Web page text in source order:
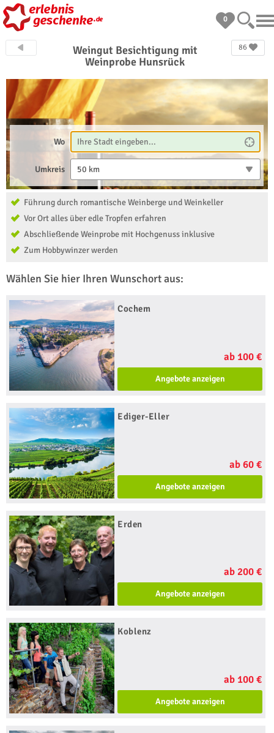
0
86
Weingut Besichtigung mit
Weinprobe Hunsrück
Wo
Umkreis 50 km
Führung durch romantische Weinberge und Weinkeller
Vor Ort alles über edle Tropfen erfahren
Abschließende Weinprobe mit Hochgenuss inklusive
Zum Hobbywinzer werden
Wählen Sie hier Ihren Wunschort aus:
Cochem
ab 100 €
Angebote anzeigen
Ediger-Eller
ab 60 €
Angebote anzeigen
Erden
ab 200 €
Angebote anzeigen
Koblenz
ab 100 €
Angebote anzeigen